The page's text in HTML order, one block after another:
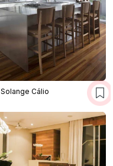
Solange Cálio